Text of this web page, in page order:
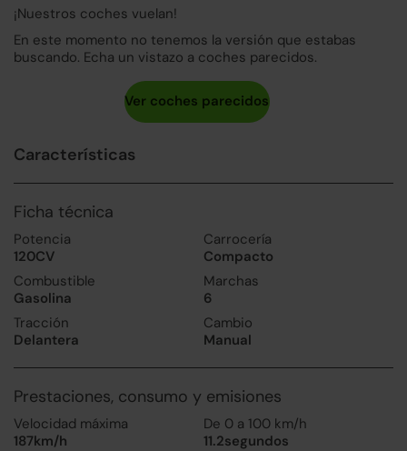
¡Nuestros coches vuelan!
En este momento no tenemos la versión que estabas
buscando. Echa un vistazo a coches parecidos.
Características
Ficha técnica
Potencia
120CV
Carrocería
Compacto
Combustible
Gasolina
Marchas
6
Tracción
Delantera
Cambio
Manual
Prestaciones, consumo y emisiones
Velocidad máxima
187km/h
De 0 a 100 km/h
11.2segundos